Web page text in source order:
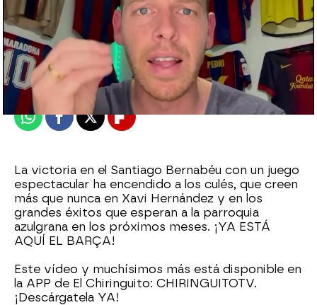
El Chiringuito
Publicado: 21 de marzo de 2022, 21:05
WhatsappFacebook
X Flipboard
La victoria en el Santiago Bernabéu con un juego
espectacular ha encendido a los culés, que creen
más que nunca en Xavi Hernández y en los
grandes éxitos que esperan a la parroquia
azulgrana en los próximos meses. ¡YA ESTÁ
AQUÍ EL BARÇA!
Este vídeo y muchísimos más está disponible en
la APP de El Chiringuito: CHIRINGUITOTV.
¡Descárgatela YA!